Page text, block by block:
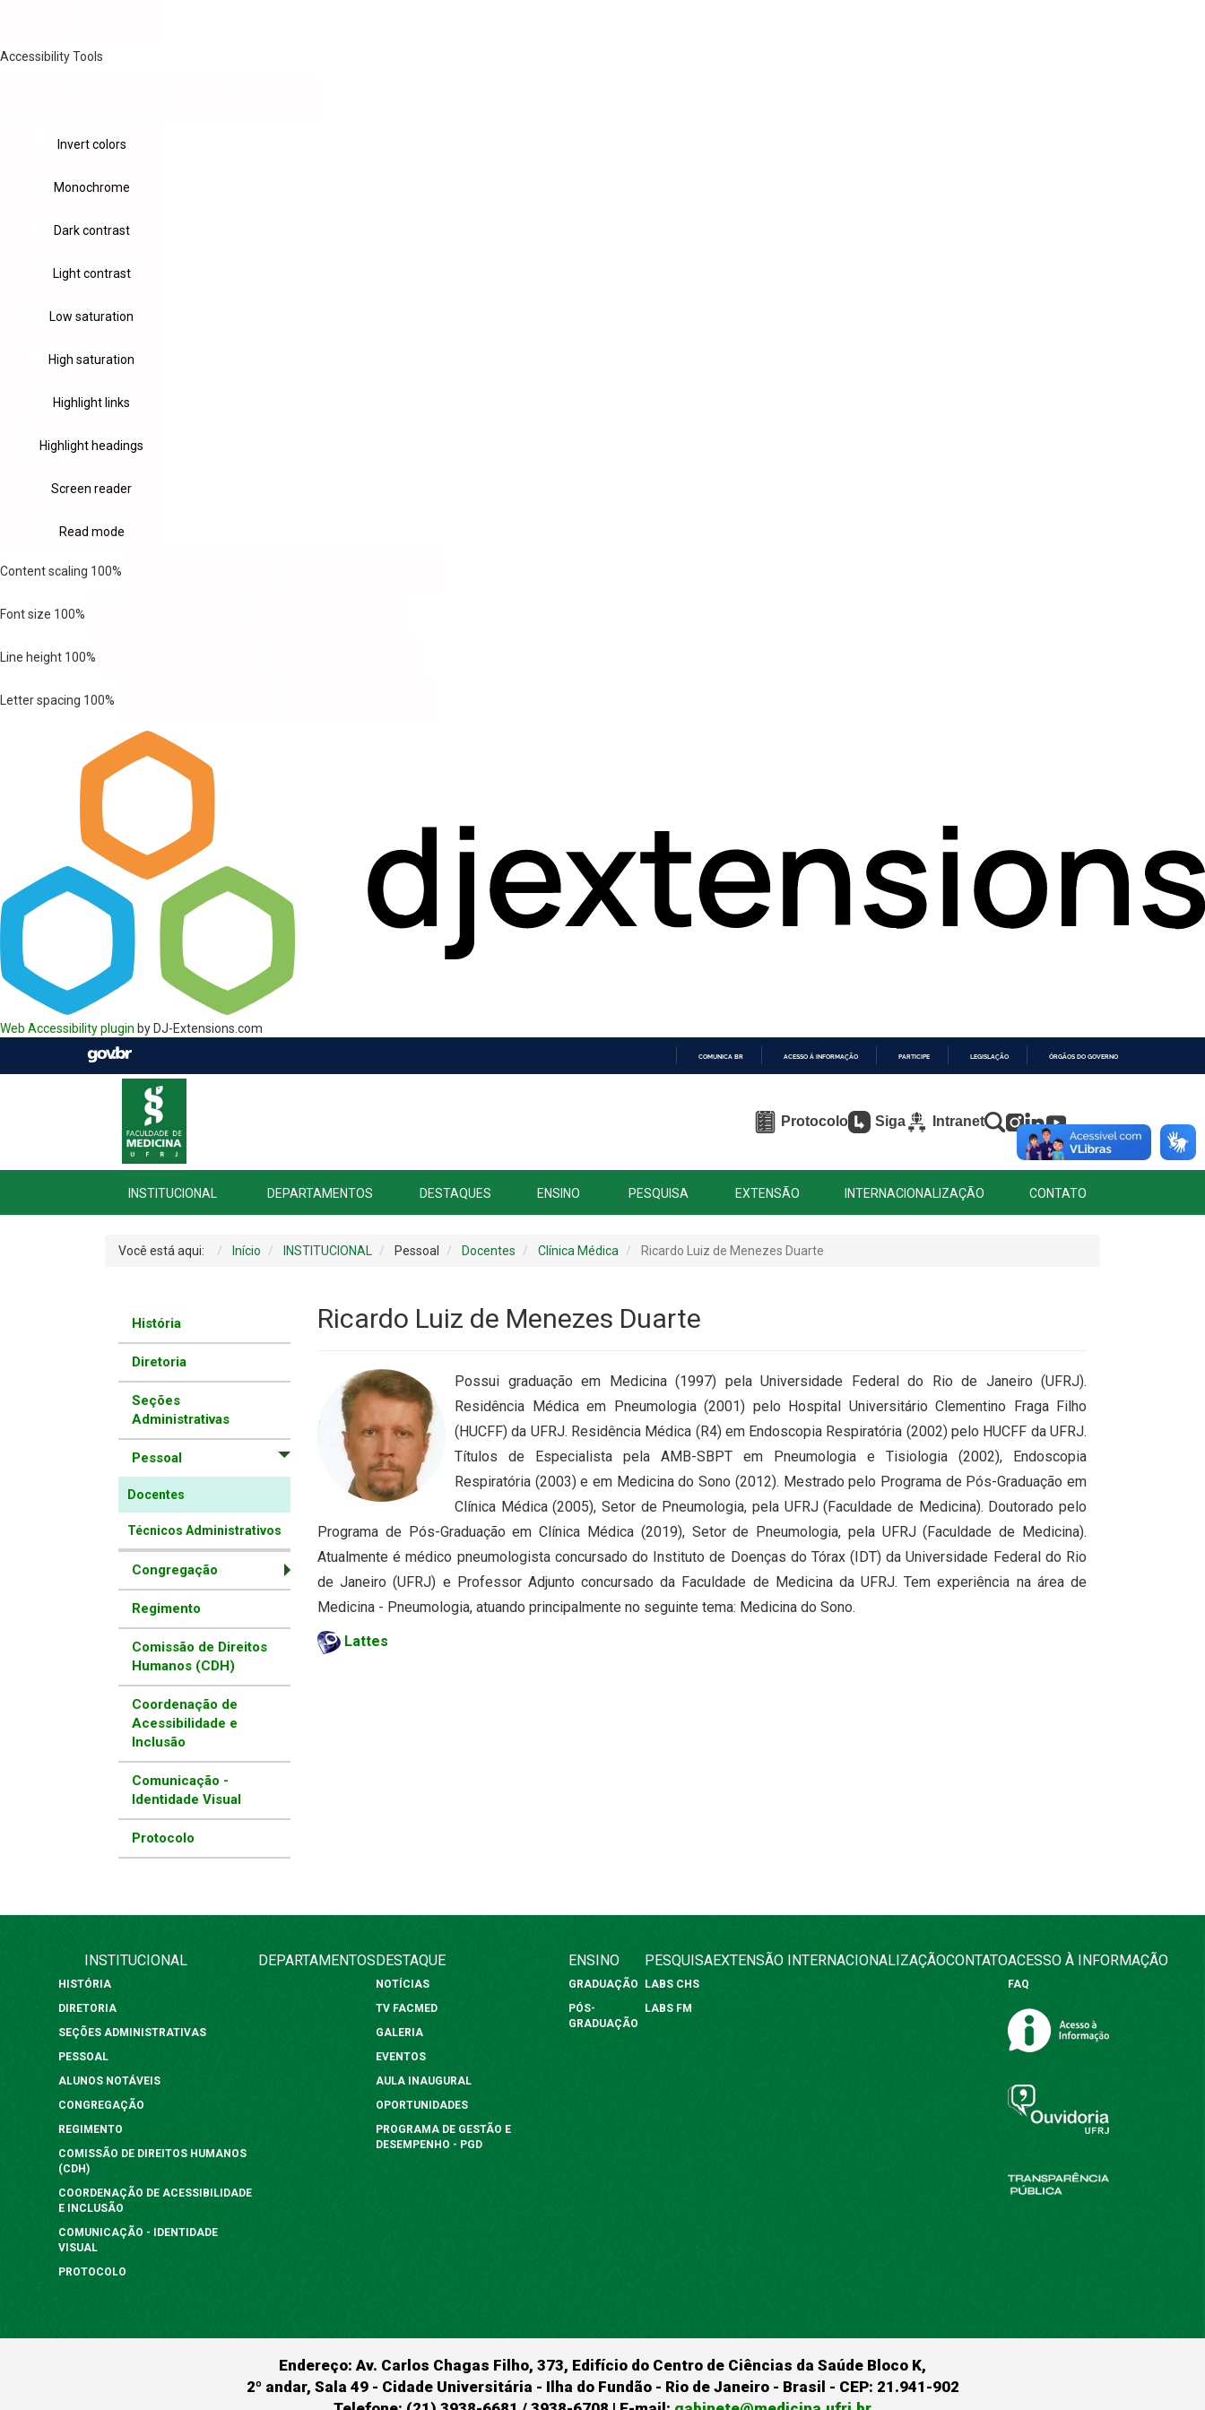
Accessibility Tools
Invert colors
Monochrome
Dark contrast
Light contrast
Low saturation
High saturation
Highlight links
Highlight headings
Screen reader
Read mode
Content scaling 100%
Font size 100%
Line height 100%
Letter spacing 100%
Web Accessibility plugin by DJ-Extensions.com
COMUNICA BR ACESSO À INFORMAÇÃO PARTICIPE LEGISLAÇÃO ÓRGÃOS DO GOVERNO
Protocolo Siga Intranet
INSTITUCIONAL DEPARTAMENTOS DESTAQUES ENSINO PESQUISA EXTENSÃO INTERNACIONALIZAÇÃO CONTATO
Você está aqui: Início INSTITUCIONAL Pessoal Docentes Clínica Médica Ricardo Luiz de Menezes Duarte
História
Diretoria
Seções
Administrativas
Pessoal
Docentes
Técnicos Administrativos
Congregação
Regimento
Comissão de Direitos
Humanos (CDH)
Coordenação de
Acessibilidade e
Inclusão
Comunicação -
Identidade Visual
Protocolo
Ricardo Luiz de Menezes Duarte
Possui graduação em Medicina (1997) pela Universidade Federal do Rio de Janeiro (UFRJ).
Residência Médica em Pneumologia (2001) pelo Hospital Universitário Clementino Fraga Filho
(HUCFF) da UFRJ. Residência Médica (R4) em Endoscopia Respiratória (2002) pelo HUCFF da UFRJ.
Títulos de Especialista pela AMB-SBPT em Pneumologia e Tisiologia (2002), Endoscopia
Respiratória (2003) e em Medicina do Sono (2012). Mestrado pelo Programa de Pós-Graduação em
Clínica Médica (2005), Setor de Pneumologia, pela UFRJ (Faculdade de Medicina). Doutorado pelo
Programa de Pós-Graduação em Clínica Médica (2019), Setor de Pneumologia, pela UFRJ (Faculdade de Medicina).
Atualmente é médico pneumologista concursado do Instituto de Doenças do Tórax (IDT) da Universidade Federal do Rio
de Janeiro (UFRJ) e Professor Adjunto concursado da Faculdade de Medicina da UFRJ. Tem experiência na área de
Medicina - Pneumologia, atuando principalmente no seguinte tema: Medicina do Sono.
Lattes
INSTITUCIONAL
HISTÓRIA
DIRETORIA
SEÇÕES ADMINISTRATIVAS
PESSOAL
ALUNOS NOTÁVEIS
CONGREGAÇÃO
REGIMENTO
COMISSÃO DE DIREITOS HUMANOS
(CDH)
COORDENAÇÃO DE ACESSIBILIDADE
E INCLUSÃO
COMUNICAÇÃO - IDENTIDADE
VISUAL
PROTOCOLO
DEPARTAMENTOSDESTAQUE
NOTÍCIAS
TV FACMED
GALERIA
EVENTOS
AULA INAUGURAL
OPORTUNIDADES
PROGRAMA DE GESTÃO E
DESEMPENHO - PGD
ENSINO
GRADUAÇÃO
PÓS-
GRADUAÇÃO
PESQUISA
LABS CHS
LABS FM
EXTENSÃO INTERNACIONALIZAÇÃOCONTATOACESSO À INFORMAÇÃO
FAQ
Endereço: Av. Carlos Chagas Filho, 373, Edifício do Centro de Ciências da Saúde Bloco K,
2º andar, Sala 49 - Cidade Universitária - Ilha do Fundão - Rio de Janeiro - Brasil - CEP: 21.941-902